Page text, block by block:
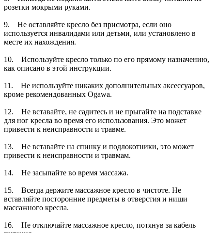
розетки мокрыми руками.
9. Не оставляйте кресло без присмотра, если оно
используется инвалидами или детьми, или установлено в
месте их нахождения.
10. Используйте кресло только по его прямому назначению,
как описано в этой инструкции.
11. Не используйте никаких дополнительных аксессуаров,
кроме рекомендованных Ogawa.
12. Не вставайте, не садитесь и не прыгайте на подставке
для ног кресла во время его использования. Это может
привести к неисправности и травме.
13. Не вставайте на спинку и подлокотники, это может
привести к неисправности и травмам.
14. Не засыпайте во время массажа.
15. Всегда держите массажное кресло в чистоте. Не
вставляйте посторонние предметы в отверстия и ниши
массажного кресла.
16. Не отключайте массажное кресло, потянув за кабель